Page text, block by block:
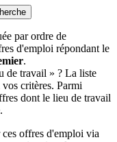
par ordre de
d'emploi répondant le
.
de travail » ? La liste
critères. Parmi
dont le lieu de travail
offres d'emploi via